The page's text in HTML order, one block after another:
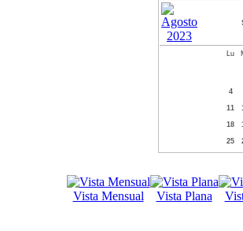
Lu
4
11
18
25
Vista Mensual Vista Plana